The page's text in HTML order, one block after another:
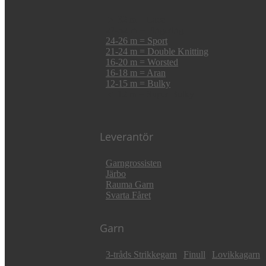
24-26 m = Sport
21-24 m = Double Knitting
16-20 m = Worsted
16-18 m = Aran
12-15 m = Bulky
Leverantör
Garngrossisten
Järbo
Rauma Garn
Svarta Fåret
Garn
3-tråds Strikkegarn Finull Lovikkagarn